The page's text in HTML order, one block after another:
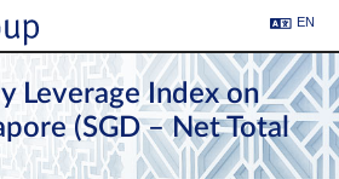
EN
Leverage Index on
(SGD – Net Total